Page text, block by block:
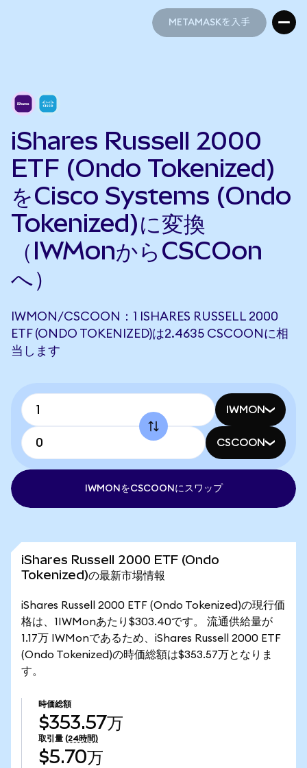
METAMASKを入手
iShares Russell 2000
ETF (Ondo Tokenized)
をCisco Systems (Ondo
Tokenized)に変換
（IWMonからCSCOon
へ）
IWMON/CSCOON：1 ISHARES RUSSELL 2000
ETF (ONDO TOKENIZED)は2.4635 CSCOONに相
当します
IWMON
CSCOON
IWMONをCSCOONにスワップ
iShares Russell 2000 ETF (Ondo
Tokenized)の最新市場情報
iShares Russell 2000 ETF (Ondo Tokenized)の現行価
格は、1IWMonあたり$303.40です。 流通供給量が
1.17万 IWMonであるため、iShares Russell 2000 ETF
(Ondo Tokenized)の時価総額は$353.57万となりま
す。
時価総額
$353.57万
取引量 (24時間)
$5.70万